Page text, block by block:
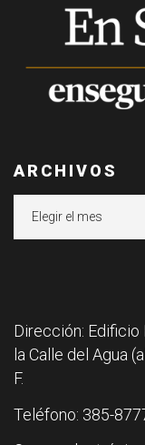
ARCHIVOS
Dirección: Edificio
la Calle del Agua
F.
Teléfono: 385-